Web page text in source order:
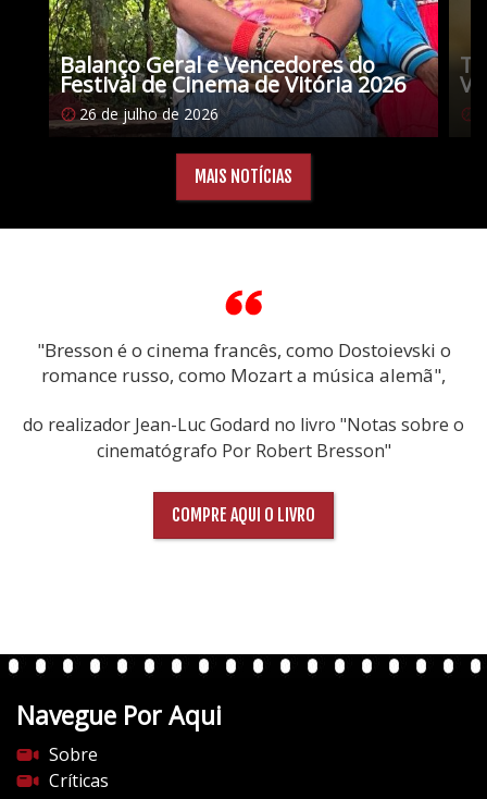
Balanço Geral e Vencedores do
Festival de Cinema de Vitória 2026
26 de julho de 2026
MAIS NOTÍCIAS
"Bresson é o cinema francês, como Dostoievski o
romance russo, como Mozart a música alemã",
do realizador Jean-Luc Godard no livro "Notas sobre o
cinematógrafo Por Robert Bresson"
COMPRE AQUI O LIVRO
Navegue Por Aqui
Sobre
Críticas